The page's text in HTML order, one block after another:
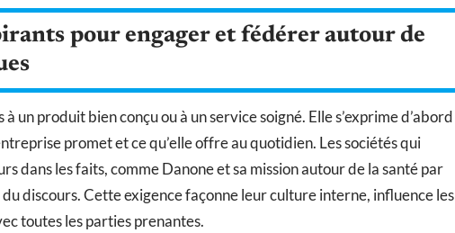
pour engager et fédérer autour de
un produit bien conçu ou à un service soigné. Elle s’exprime d’abord
promet et ce qu’elle offre au quotidien. Les sociétés qui
dans les faits, comme Danone et sa mission autour de la santé par
discours. Cette exigence façonne leur culture interne, influence les
toutes les parties prenantes.